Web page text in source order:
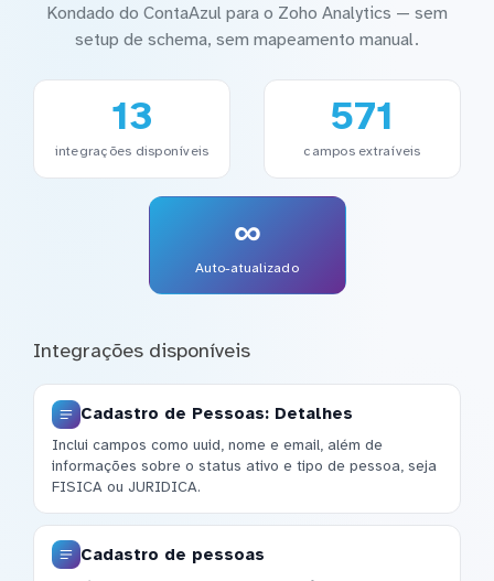
Kondado do ContaAzul para o Zoho Analytics — sem
setup de schema, sem mapeamento manual.
13
integrações disponíveis
571
campos extraíveis
∞
Auto-atualizado
Integrações disponíveis
Cadastro de Pessoas: Detalhes
Inclui campos como uuid, nome e email, além de
informações sobre o status ativo e tipo de pessoa, seja
FISICA ou JURIDICA.
Cadastro de pessoas